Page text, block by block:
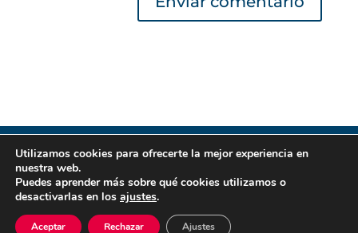
Gestor de Créditos © 2022 | Lea nuestraPolítica
de Privacidad|Política de Cookies. Todos los
derechos reservados.
Utilizamos cookies para ofrecerte la mejor experiencia en
nuestra web.
Puedes aprender más sobre qué cookies utilizamos o
desactivarlas en los ajustes.
Aceptar Rechazar Ajustes